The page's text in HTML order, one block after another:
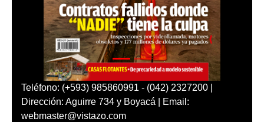
Teléfono: (+593) 985860991 - (042) 2327200 |
Dirección: Aguirre 734 y Boyacá | Email:
webmaster@vistazo.com